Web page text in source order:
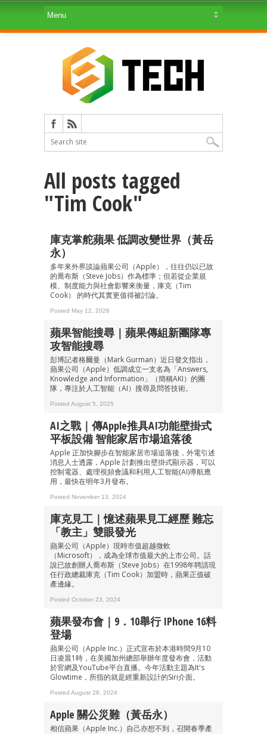
All posts tagged
"Tim Cook"
庫克掌舵蘋果 低調改變世界（黃岳
永）
多年來外界談論蘋果公司（Apple），往往仍以已故
的喬布斯（Steve Jobs）作為標準；但若從企業規
模、制度能力與社會影響來衡量，庫克（Tim
Cook） 的時代其實更值得被討論。
Posted May 12, 2026
蘋果智能搜尋｜蘋果傳組新團隊專
攻智能搜尋
彭博記者格爾曼（Mark Gurman）近日發文指出，
蘋果公司（Apple）低調成立一支名為「Answers,
Knowledge and Information」（簡稱AKI）的團
隊，專注於人工智能（AI）搜尋及問答技術。
Posted August 5, 2025
AI之戰｜傳Apple推具AI功能壁掛式
平板設備 智能家居市場追落後
Apple 正加快腳步在智能家居市場追落後，外電引述
消息人士透露，Apple 計劃推出壁掛式顯示器，可以
控制電器、處理視頻會議和利用人工智能(AI)導航應
用，最快在明年3月發布。
Posted November 13, 2024
庫克見工｜憶述蘋果見工經歷 難忘
「教主」雙眼發光
蘋果公司（Apple）現時市值超越微軟
（Microsoft），成為全球市值最大的上市公司。話
說已故創辦人喬布斯（Steve Jobs）在1998年聘請現
任行政總裁庫克（Tim Cook）加盟時，蘋果正值破
產邊緣。
Posted October 23, 2024
蘋果發布會｜9．10舉行 IPhone 16料
登場
蘋果公司（Apple Inc.）正式宣布於本港時間9月10
日凌晨1時，在美國加州總部舉辦年度發布會，活動
於官網及YouTube平台直播。今年活動主題為It's
Glowtime，所指的就是經重新設計的Siri介面。
Posted August 28, 2024
Apple 關公災難（黃岳永）
相信蘋果（Apple Inc.）自己亦想不到，召開春季產
成為 EJ Tech 會員
最新資訊（附創業懶人包），直達郵
箱！